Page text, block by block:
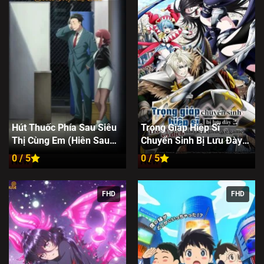
New
Hút Thuốc Phía Sau Siêu
Thị Cùng Em (Hiên Sau
Siêu Thị, Muộn Phiền Bay
Đi)
0 / 5 New
Trọng Giáp Hiệp Sĩ
Chuyển Sinh Bị Lưu Đày
Trở Nên Vô Địch Nhờ Kiến
Thức Về Game
0 / 5
FHD FHD